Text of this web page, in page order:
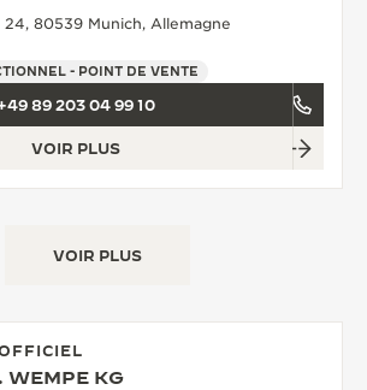
24, 80539 Munich, Allemagne
- POINT DE VENTE
89 203 04 99 10
VOIR PLUS
VOIR PLUS
WEMPE KG